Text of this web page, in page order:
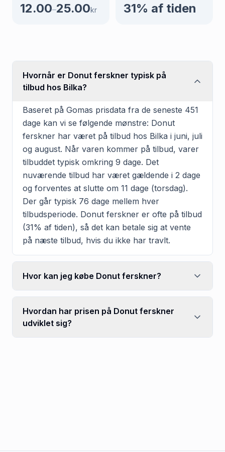
12.00–25.00kr 31% af tiden
Hvornår er Donut ferskner typisk på
tilbud hos Bilka?
Baseret på Gomas prisdata fra de seneste 451
dage kan vi se følgende mønstre: Donut
ferskner har været på tilbud hos Bilka i juni, juli
og august. Når varen kommer på tilbud, varer
tilbuddet typisk omkring 9 dage. Det
nuværende tilbud har været gældende i 2 dage
og forventes at slutte om 11 dage (torsdag).
Der går typisk 76 dage mellem hver
tilbudsperiode. Donut ferskner er ofte på tilbud
(31% af tiden), så det kan betale sig at vente
på næste tilbud, hvis du ikke har travlt.
Hvor kan jeg købe Donut ferskner?
Hvordan har prisen på Donut ferskner
udviklet sig?